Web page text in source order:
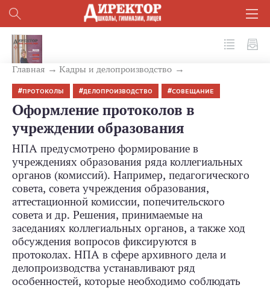
Главная Кадры и делопроизводство
ПРОТОКОЛЫ ДЕЛОПРОИЗВОДСТВО СОВЕЩАНИЕ
Оформление протоколов в
учреждении образования
НПА предусмотрено формирование в
учреждениях образования ряда коллегиальных
органов (комиссий). Например, педагогического
совета, совета учреждения образования,
аттестационной комиссии, попечительского
совета и др. Решения, принимаемые на
заседаниях коллегиальных органов, а также ход
обсуждения вопросов фиксируются в
протоколах. НПА в сфере архивного дела и
делопроизводства устанавливают ряд
особенностей, которые необходимо соблюдать